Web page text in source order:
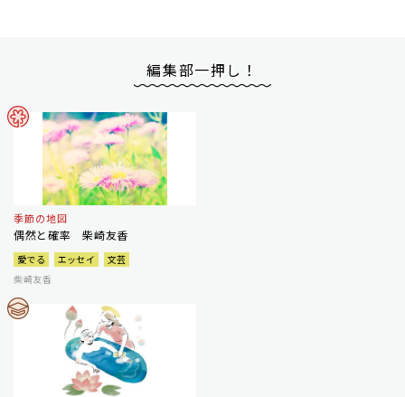
編集部一押し！
季節の地図
偶然と確率 柴崎友香
愛でる エッセイ
文芸
柴崎友香